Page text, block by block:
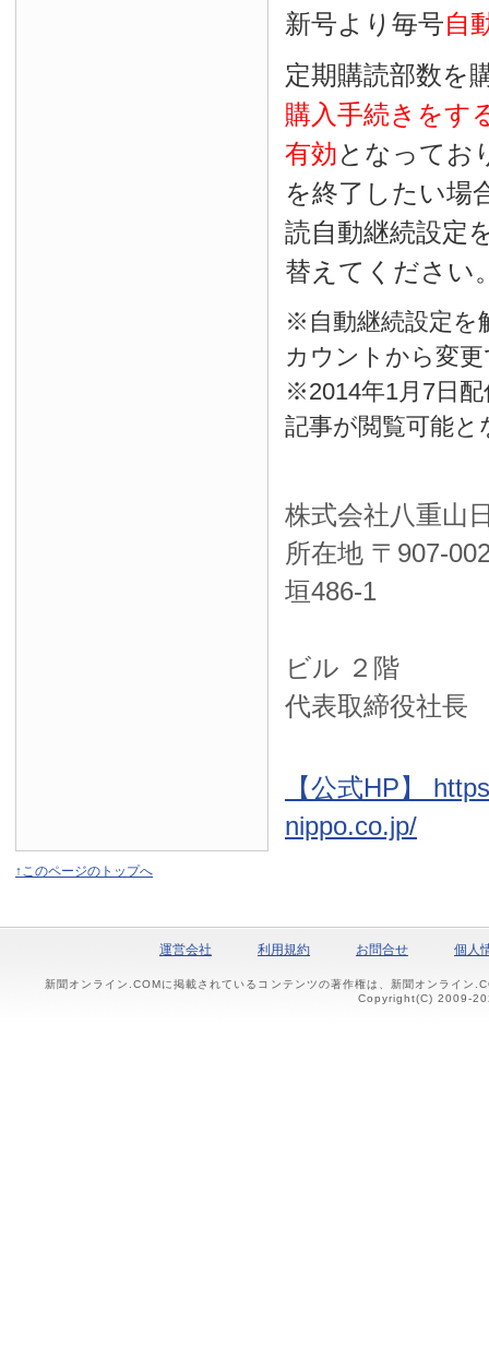
新号より毎号自
定期購読部数を
購入手続きをす
有効となってお
を終了したい場
読自動継続設定
替えてください
※自動継続設定を
カウントから変
※2014年1月7日
記事が閲覧可能
株式会社八重山
所在地 〒 907-
垣486-1
ビル ２階
代表取締役社
【公式HP】
nippo.co.jp/
↑このページのトップへ
運営会社 利用規約 お問合せ 個人
新聞オンライン.COMに掲載されているコンテンツの著作権は、新聞オンライン
Copyright(C) 2009-